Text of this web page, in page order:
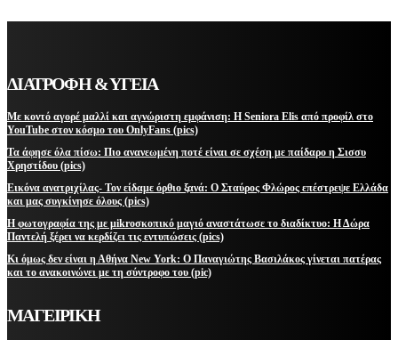
ΔΙΑΤΡΟΦΗ & ΥΓΕΙΑ
Με κοντό αγορέ μαλλί και αγνώριστη εμφάνιση: Η Seniora Elis από προφίλ στο
YouTube στον κόσμο του OnlyFans (pics)
Τα άφησε όλα πίσω: Πιο ανανεωμένη ποτέ είναι σε σχέση με παίδαρο η Σισσυ
Χρηστίδου (pics)
Εικόνα ανατριχίλας- Τον είδαμε όρθιο ξανά: Ο Σταύρος Φλώρος επέστρεψε Ελλάδα
και μας συγκίνησε όλους (pics)
Η φωτογραφία της με μikroσκοπικό μαγιό αναστάτωσε το διαδίκτυο: Η Δώρα
Παντελή ξέρει να κερδίζει τις εντυπώσεις (pics)
Κι όμως δεν είναι η Αθήνα New York: Ο Παναγιώτης Βασιλάκος γίνεται πατέρας
και το ανακοινώνει με τη σύντροφο του (pic)
ΜΑΓΕΙΡΙΚΗ